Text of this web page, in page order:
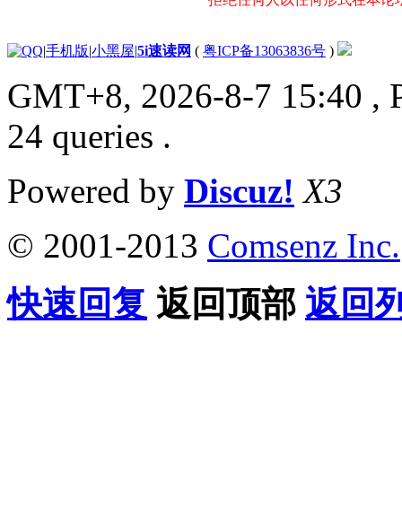
|手机版|小黑屋|5i速读网 ( 粤ICP备13063836号 )
GMT+8, 2026-8-7 15:40 ,
24 queries .
Powered by Discuz! X3
© 2001-2013 Comsenz Inc.
快速回复 返回顶部 返回